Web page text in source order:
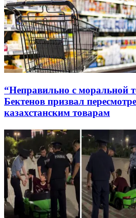
“Неправильно с моральной
Бектенов призвал
казахстанским товарам